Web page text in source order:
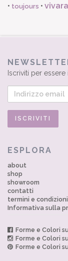
• toujours •
Iscriviti per
ESPLORA
about
shop
showroom
contatti
termini e condizioni
Informativa sulla
Forme e Colori
Forme e Colori
Forme e Colori